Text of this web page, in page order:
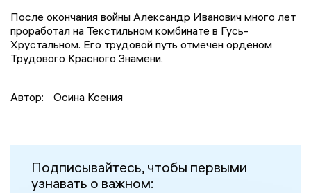
После окончания войны Александр Иванович много лет
проработал на Текстильном комбинате в Гусь-
Хрустальном. Его трудовой путь отмечен орденом
Трудового Красного Знамени.
Автор: Осина Ксения
Подписывайтесь, чтобы первыми
узнавать о важном: